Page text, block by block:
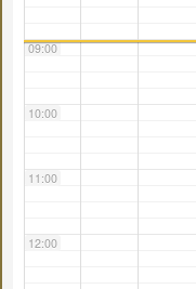
09:00
10:00
11:00
12:00